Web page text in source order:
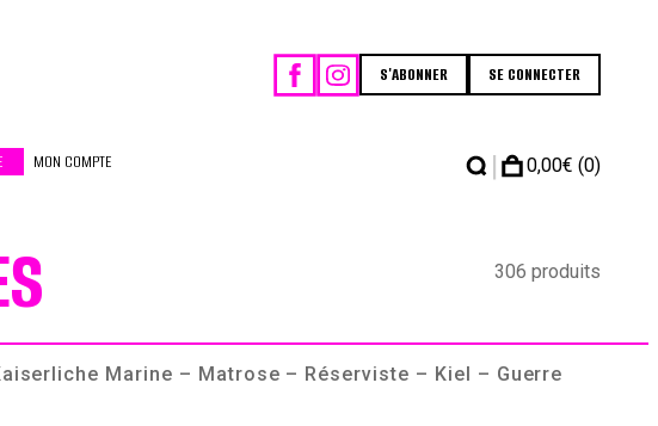
S'ABONNER SE CONNECTER
MON COMPTE | 0,00€ (0)
306 produits
Marine – Matrose – Réserviste – Kiel – Guerre